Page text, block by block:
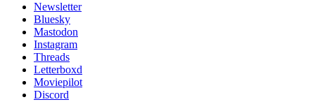
Newsletter
Bluesky
Mastodon
Instagram
Threads
Letterboxd
Moviepilot
Discord